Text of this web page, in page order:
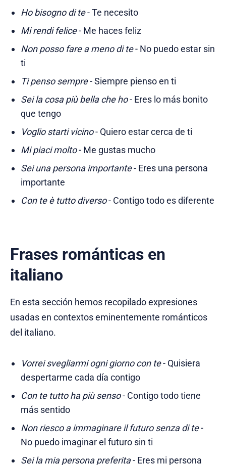
Ho bisogno di te- Te necesito
Mi rendi felice- Me haces feliz
Non posso fare a meno di te- No puedo estar sin
ti
Ti penso sempre- Siempre pienso en ti
Sei la cosa più bella che ho- Eres lo más bonito
que tengo
Voglio starti vicino- Quiero estar cerca de ti
Mi piaci molto- Me gustas mucho
Sei una persona importante- Eres una persona
importante
Con te è tutto diverso- Contigo todo es diferente
Frases románticas en
italiano
En esta sección hemos recopilado expresiones
usadas en contextos eminentemente románticos
del italiano.
Vorrei svegliarmi ogni giorno con te- Quisiera
despertarme cada día contigo
Con te tutto ha più senso- Contigo todo tiene
más sentido
Non riesco a immaginare il futuro senza di te-
No puedo imaginar el futuro sin ti
Sei la mia persona preferita- Eres mi persona